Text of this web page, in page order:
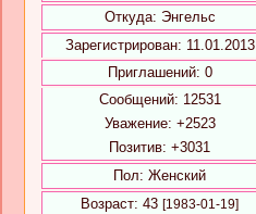
Откуда: Энгельс
Зарегистрирован: 11.01.2013
Приглашений: 0
Сообщений: 12531
Уважение: +2523
Позитив: +3031
Пол: Женский
Возраст: 43 [1983-01-19]